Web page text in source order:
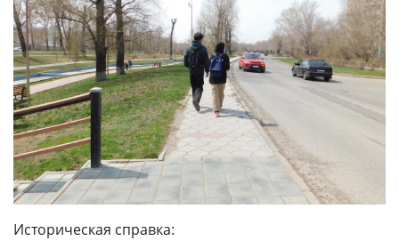
Историческая справка: